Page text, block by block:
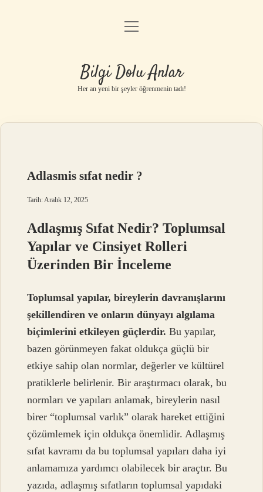
Anasayfa
Yasal Uyarı
menüyü
Bilgi Dolu Anlar
Her an yeni bir şeyler öğrenmenin tadı!
Adlasmis sıfat nedir ?
Tarih: Aralık 12, 2025
Adlaşmış Sıfat Nedir? Toplumsal
Yapılar ve Cinsiyet Rolleri
Üzerinden Bir İnceleme
Toplumsal yapılar, bireylerin davranışlarını
şekillendiren ve onların dünyayı algılama
biçimlerini etkileyen güçlerdir. Bu yapılar,
bazen görünmeyen fakat oldukça güçlü bir
etkiye sahip olan normlar, değerler ve kültürel
pratiklerle belirlenir. Bir araştırmacı olarak, bu
normları ve yapıları anlamak, bireylerin nasıl
birer “toplumsal varlık” olarak hareket ettiğini
çözümlemek için oldukça önemlidir. Adlaşmış
sıfat kavramı da bu toplumsal yapıları daha iyi
anlamamıza yardımcı olabilecek bir araçtır. Bu
yazıda, adlaşmış sıfatların toplumsal yapıdaki